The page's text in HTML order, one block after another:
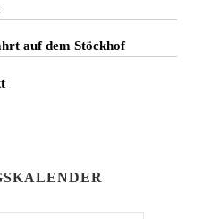
auf dem Stöckhof